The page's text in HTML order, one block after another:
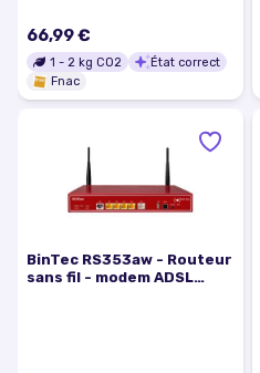
66,99 €
1 - 2 kg CO2
État correct
Fnac
BinTec RS353aw - Routeur
sans fil - modem ADSL